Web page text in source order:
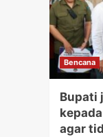
Bencana
Bupati
agar